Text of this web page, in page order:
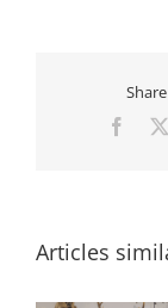
Articles